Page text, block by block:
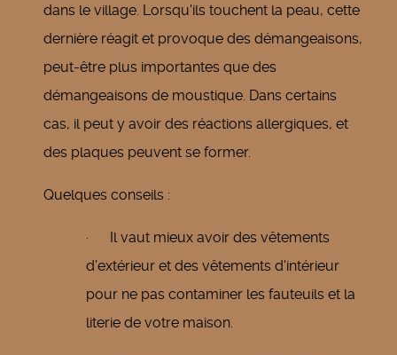
dans le village. Lorsqu'ils touchent la peau, cette
dernière réagit et provoque des démangeaisons,
peut-être plus importantes que des
démangeaisons de moustique. Dans certains
cas, il peut y avoir des réactions allergiques, et
des plaques peuvent se former.
Quelques conseils :
· Il vaut mieux avoir des vêtements
d'extérieur et des vêtements d'intérieur
pour ne pas contaminer les fauteuils et la
literie de votre maison.